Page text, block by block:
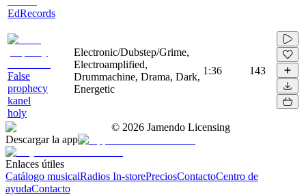
EdRecords
False
prophecy
kanel
holy
Electronic/Dubstep/Grime,
Electroamplified,
Drummachine, Drama, Dark,
Energetic
1:36 143
© 2026 Jamendo Licensing
Descargar la app
Enlaces útiles
Catálogo musicalRadios In-storePreciosContactoCentro de
ayudaContacto